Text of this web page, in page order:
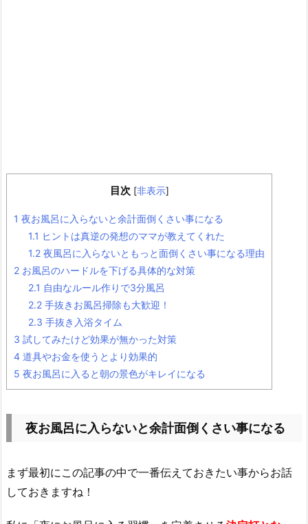
目次 [非表示]
1 夜お風呂に入らないと余計面倒くさい事になる
1.1 ヒントは真逆の発想のママが教えてくれた
1.2 夜風呂に入らないともっと面倒くさい事になる理由
2 お風呂のハードルを下げる具体的な対策
2.1 自由なルール作りで3分風呂
2.2 手抜きお風呂掃除も大歓迎！
2.3 手抜き入浴タイム
3 試してみたけど効果が無かった対策
4 道具やお金を使うとより効果的
5 夜お風呂に入ると朝の景色がキレイになる
夜お風呂に入らないと余計面倒くさい事になる
まず最初にこの記事の中で一番伝えておきたい事からお話
しておきますね！